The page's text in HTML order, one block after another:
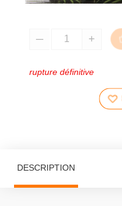
rupture définitive
DESCRIPTION